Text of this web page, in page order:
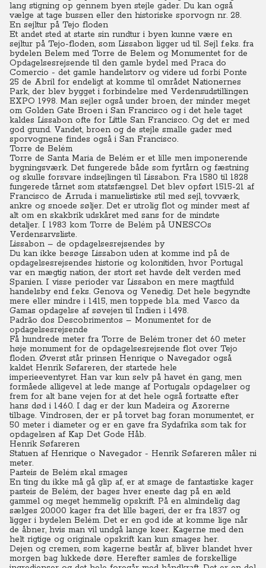
lang stigning op gennem byen stejle gader. Du kan også
vælge at tage bussen eller den historiske sporvogn nr. 28.
En sejltur på Tejo floden
Et andet sted at starte sin rundtur i byen kunne være en
sejltur på Tejo-floden, som Lissabon ligger ud til. Sejl f.eks. fra
bydelen Belem med Torre de Belem og Monumentet for de
Opdagelsesrejsende til den gamle bydel med Praca do
Comercio - det gamle handelstorv og videre ud forbi Ponte
25 de Abril for endeligt at komme til området Nationernes
Park, der blev bygget i forbindelse med Verdensudstillingen
EXPO 1998. Man sejler også under broen, der minder meget
om Golden Gate Broen i San Francisco og i det hele taget
kaldes Lissabon ofte for Little San Francisco. Og det er med
god grund. Vandet, broen og de stejle smalle gader med
sporvognene findes også i San Francisco.
Torre de Belém
Torre de Santa Maria de Belém er et lille men imponerende
bygningsværk. Det fungerede både som fyrtårn og fæstning
og skulle forsvare indsejlingen til Lissabon. Fra 1580 til 1828
fungerede tårnet som statsfængsel. Det blev opført 1515-21 af
Francisco de Arruda i manuelistiske stil med sejl, tovværk,
ankre og snoede søljer. Det er utrolig flot og minder mest af
alt om en skakbrik udskåret med sans for de mindste
detaljer. I 1983 kom Torre de Belém på UNESCOs
Verdensarvsliste.
Lissabon – de opdagelsesrejsendes by
Du kan ikke besøge Lissabon uden at komme ind på de
opdagelsesrejsendes historie og kolonitiden, hvor Portugal
var en mægtig nation, der stort set havde delt verden med
Spanien. I visse perioder var Lissabon en mere magtfuld
handelsby end f.eks. Genova og Venedig. Det hele begyndte
mere eller mindre i 1415, men toppede bl.a. med Vasco da
Gamas opdagelse af søvejen til Indien i 1498.
Padrão dos Descobrimentos – Monumentet for de
opdagelsesrejsende
Få hundrede meter fra Torre de Belém troner det 60 meter
høje monument for de opdagelsesrejsende flot over Tejo
floden. Øverst står prinsen Henrique o Navegador også
kaldet Henrik Søfareren, der startede hele
imperieeventyret. Han var kun selv på havet én gang, men
formåede alligevel at lede mange af Portugals opdagelser og
frem for alt bane vejen for at det hele også fortsatte efter
hans død i 1460. I dag er der kun Madeira og Azorerne
tilbage. Vindrosen, der er på torvet bag foran monumentet, er
50 meter i diameter og er en gave fra Sydafrika som tak for
opdagelsen af Kap Det Gode Håb.
Henrik Søfareren
Statuen af Henrique o Navegador - Henrik Søfareren måler ni
meter.
Pasteis de Belém skal smages
En ting du ikke må gå glip af, er at smage de fantastiske kager
pasteis de Belém, der bages hver eneste dag på en æld
gammel og meget hemmelig opskrift. På en almindelig dag
sælges 20.000 kager fra det lille bageri, der er fra 1837 og
ligger i bydelen Belém. Det er en god ide at komme lige når
de åbner, hvis man vil undgå lange køer. Kagerne med den
helt rigtige og originale opskrift kan kun smages her.
Dejen og cremen, som kagerne består af, bliver blandet hver
morgen bag lukkede døre. Herefter samles de forskellige